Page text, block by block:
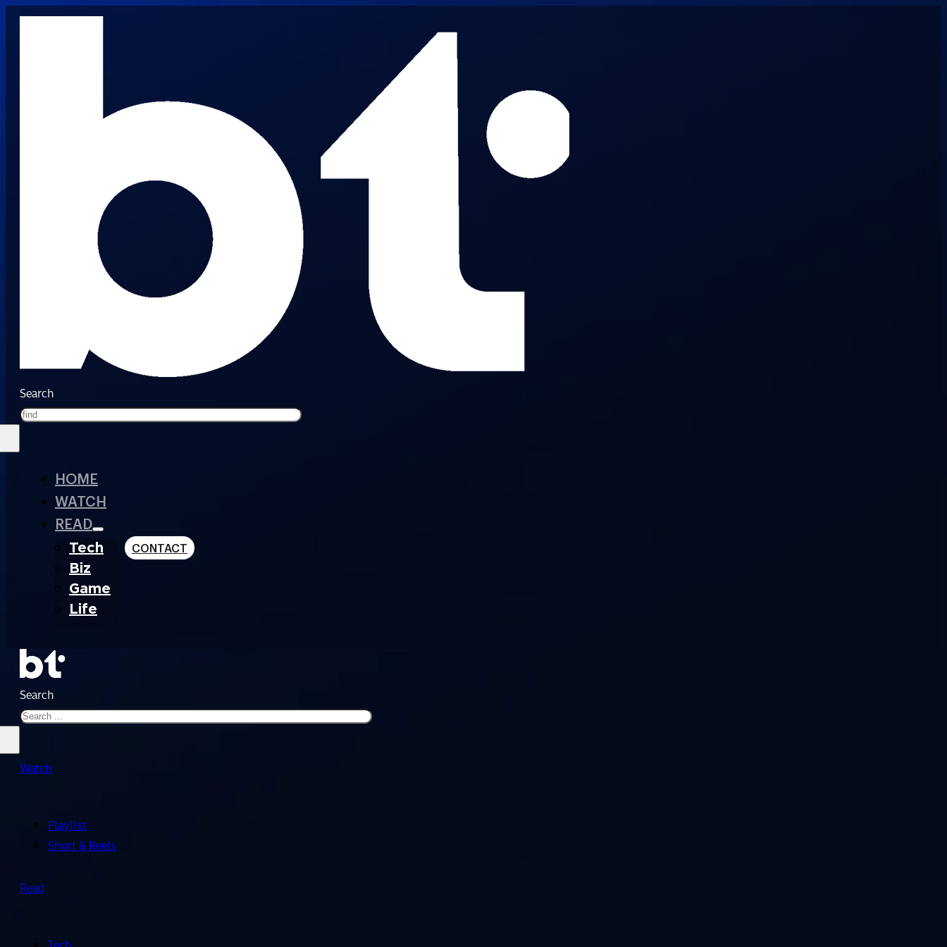
Search
HOME
WATCH
READ
Tech
Biz
Game
Life
CONTACT
Search
Watch
Playlist
Short & Reels
Read